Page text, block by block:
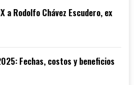
a Rodolfo Chávez Escudero, ex
Fechas, costos y beneficios